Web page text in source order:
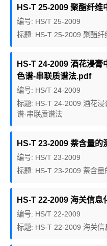
HS-T 25-2009 聚酯纤
编号: HS/T 25-2009
标题: HS-T 25-2009 聚酯
HS-T 24-2009 酒花浸膏
色谱-串联质谱法.pdf
编号: HS/T 24-2009
标题: HS-T 24-2009 酒花
谱-串联质谱法
HS-T 23-2009 萘含量
编号: HS/T 23-2009
标题: HS-T 23-2009 萘含量
HS-T 22-2009 海关信息
编号: HS/T 22-2009
标题: HS-T 22-2009 海关信